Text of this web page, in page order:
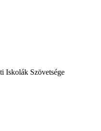
Iskolák Szövetsége